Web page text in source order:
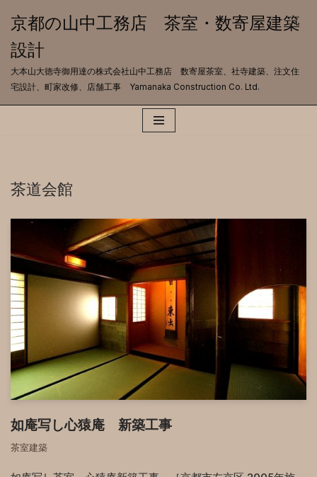
ン
テ
ン
京都の山中工務店 茶室・数寄屋建築
設計
大本山大徳寺御用達の株式会社山中工務店 数寄屋茶室、社寺建築、注文住
宅設計、町家改修、店舗工事 Yamanaka Construction Co. Ltd.
茶道会館
如庵写し心猿庵 新築工事
茶室建築